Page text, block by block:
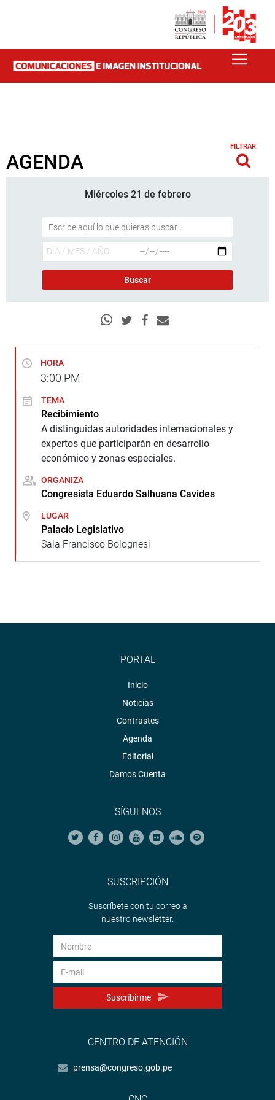
AGENDA
FILTRAR
Miércoles 21 de febrero
HORA
3:00 PM
TEMA
Recibimiento
A distinguidas autoridades internacionales y
expertos que participarán en desarrollo
económico y zonas especiales.
ORGANIZA
Congresista Eduardo Salhuana Cavides
LUGAR
Palacio Legislativo
Sala Francisco Bolognesi
PORTAL
Inicio
Noticias
Contrastes
Agenda
Editorial
Damos Cuenta
SÍGUENOS
SUSCRIPCIÓN
Suscríbete con tu correo a
nuestro newsletter.
Suscribirme
CENTRO DE ATENCIÓN
prensa@congreso.gob.pe